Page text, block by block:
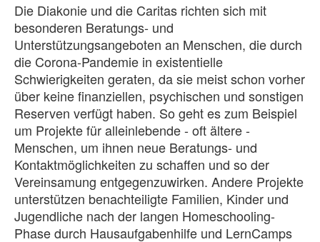
Die Diakonie und die Caritas richten sich mit
besonderen Beratungs- und
Unterstützungsangeboten an Menschen, die durch
die Corona-Pandemie in existentielle
Schwierigkeiten geraten, da sie meist schon vorher
über keine finanziellen, psychischen und sonstigen
Reserven verfügt haben. So geht es zum Beispiel
um Projekte für alleinlebende - oft ältere -
Menschen, um ihnen neue Beratungs- und
Kontaktmöglichkeiten zu schaffen und so der
Vereinsamung entgegenzuwirken. Andere Projekte
unterstützen benachteiligte Familien, Kinder und
Jugendliche nach der langen Homeschooling-
Phase durch Hausaufgabenhilfe und LernCamps